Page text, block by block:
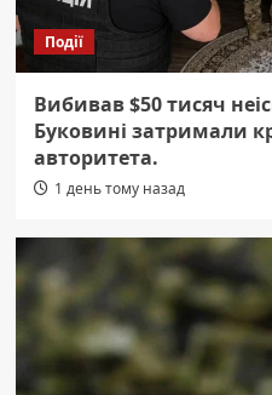
Події
Вибивав $50 тисяч
Буковині затримали
авторитета.
1 день тому назад